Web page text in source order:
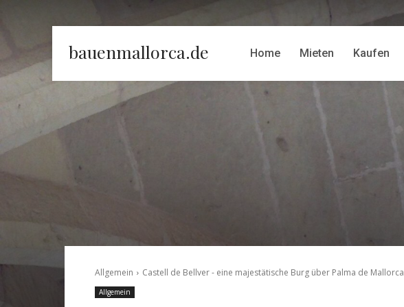
bauenmallorca.de Home Mieten Kaufen
Allgemein Castell de Bellver - eine majestätische Burg über Palma de Mallorca
Allgemein